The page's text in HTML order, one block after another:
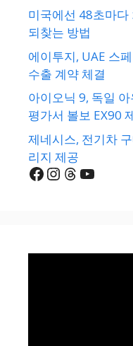
미국에선 48초마다
되찾는 방법
에이투지, UAE 스
수출 계약 체결
아이오닉 9, 독일
평가서 볼보 EX90
제네시스, 전기차
리지 제공
Facebook
Instagram
Threads